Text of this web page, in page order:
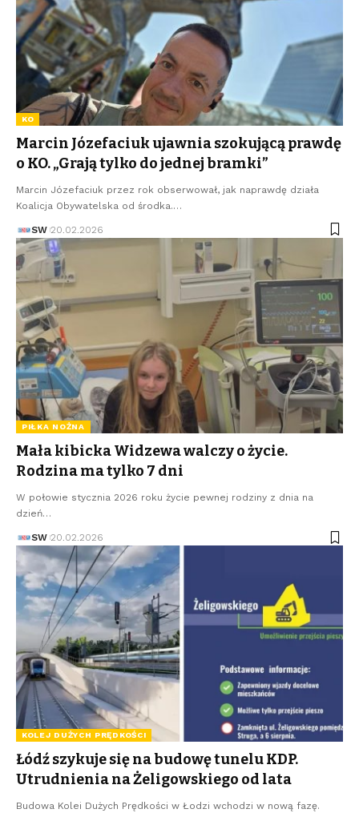
KO
Marcin Józefaciuk ujawnia szokującą prawdę
o KO. „Grają tylko do jednej bramki”
Marcin Józefaciuk przez rok obserwował, jak naprawdę działa
Koalicja Obywatelska od środka.…
SW 20.02.2026
PIŁKA NOŻNA
Mała kibicka Widzewa walczy o życie.
Rodzina ma tylko 7 dni
W połowie stycznia 2026 roku życie pewnej rodziny z dnia na
dzień…
SW 20.02.2026
KOLEJ DUŻYCH PRĘDKOŚCI
Łódź szykuje się na budowę tunelu KDP.
Utrudnienia na Żeligowskiego od lata
Budowa Kolei Dużych Prędkości w Łodzi wchodzi w nową fazę.